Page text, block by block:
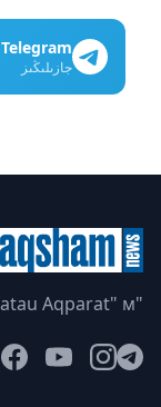
Telegram
جازىلىڭىز
"Alatau Aqparat" мەدياحولدينگءى